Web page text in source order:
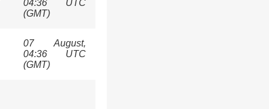
04:36 UTC
(GMT)
07 August,
04:36 UTC
(GMT)